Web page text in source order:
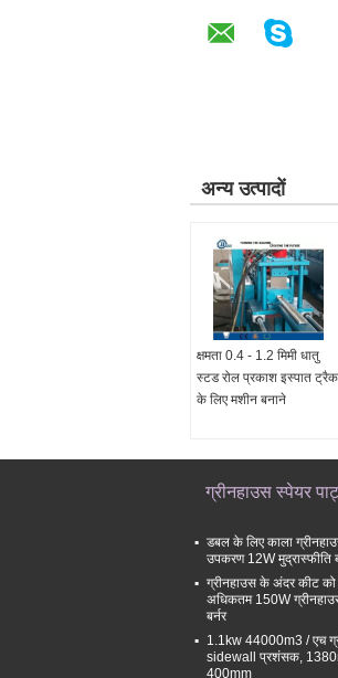
अन्य उत्पादों
क्षमता 0.4 - 1.2 मिमी धातु
स्टड रोल प्रकाश इस्पात ट्रैक
के लिए मशीन बनाने
ग्रीनहाउस स्पेयर
डबल के लिए काला
उपकरण 12W मुद्रास्फीति
ग्रीनहाउस के अंदर कीट
अधिकतम 150W
बर्नर
1.1kw 44000m3 / एच
sidewall प्रशंसक,
400mm